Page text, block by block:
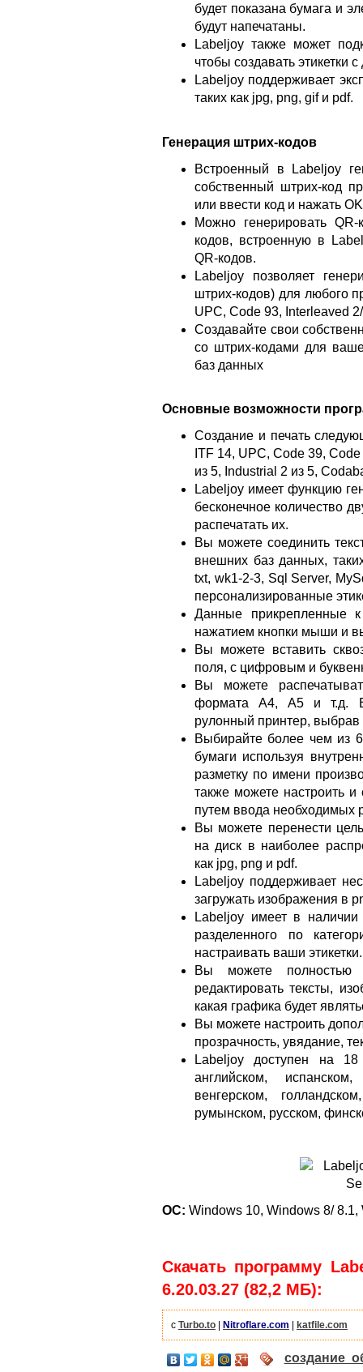
будет показана бумага и
будут напечатаны.
Labeljoy также может
чтобы создавать
Labeljoy поддерживает
таких как jpg, png, gif и pdf.
Генерация штрих-кодов
Встроенный в Labeljoy
собственный штрих-код
или ввести код и нажать
Можно генерировать
кодов, встроенную в
QR-кодов.
Labeljoy позволяет
штрих-кодов) для любого
UPC, Code 93, Interleaved
Создавайте свои
со штрих-кодами для
баз данных
Основные возможности
Создание и печать
ITF 14, UPC, Code 39,
из 5, Industrial 2 из 5,
Labeljoy имеет функцию
бесконечное количество
распечатать их.
Вы можете соединить
внешних баз данных,
txt, wk1-2-3, Sql Server,
персонализированные
Данные прикрепленные
нажатием кнопки мыши и
Вы можете вставить
поля, с цифровым и
Вы можете
формата A4, A5 и т.д.
рулонный принтер, выбрав
Выбирайте более чем из
бумаги используя
разметку по имени
также можете настроить и
путем ввода необходимых
Вы можете перенести
на диск в наиболее
как jpg, png и pdf.
Labeljoy поддерживает
загружать изображения в
Labeljoy имеет в
разделенного по
настраивать ваши этикетки.
Вы можете полностью
редактировать тексты,
какая графика будет
Вы можете настроить
прозрачность, увядание,
Labeljoy доступен на 18
английском,
венгерском,
румынском, русском,
ОС: Windows 10, Windows 8/
Скачать программу
6.20.03.27 (82,2 МБ):
с Turbo.to Nitroflare.com katfile.com
создание